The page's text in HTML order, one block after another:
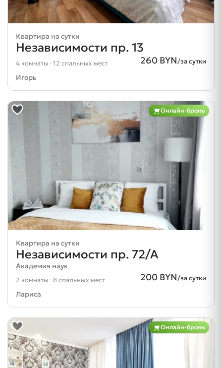
Квартира на сутки
Независимости пр. 13
260 BYN/за сутки
4 комнаты · 12 спальных мест
Игорь
Онлайн-бронь
Квартира на сутки
Независимости пр. 72/А
Академия наук
200 BYN/за сутки
2 комнаты · 8 спальных мест
Лариса
Онлайн-бронь